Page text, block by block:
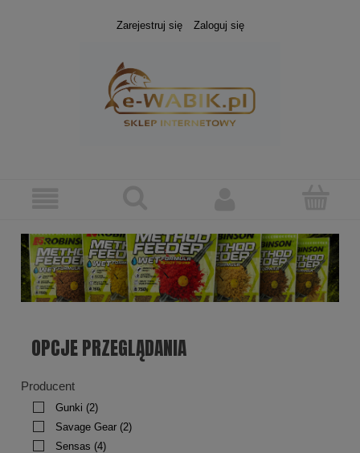
Zarejestruj się Zaloguj się
OPCJE PRZEGLĄDANIA
Producent
Gunki (2)
Savage Gear (2)
Sensas (4)